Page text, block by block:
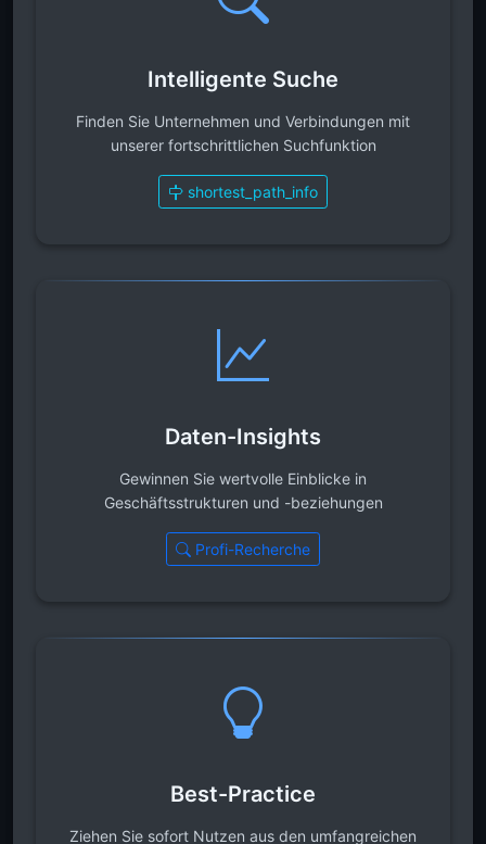
Intelligente Suche
Finden Sie Unternehmen und Verbindungen mit
unserer fortschrittlichen Suchfunktion
shortest_path_info
Daten-Insights
Gewinnen Sie wertvolle Einblicke in
Geschäftsstrukturen und -beziehungen
Profi-Recherche
Best-Practice
Ziehen Sie sofort Nutzen aus den umfangreichen